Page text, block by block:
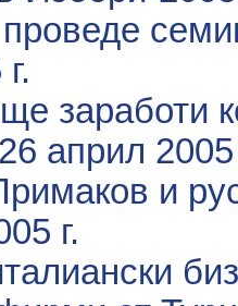
заработи
април 2005
и
г.